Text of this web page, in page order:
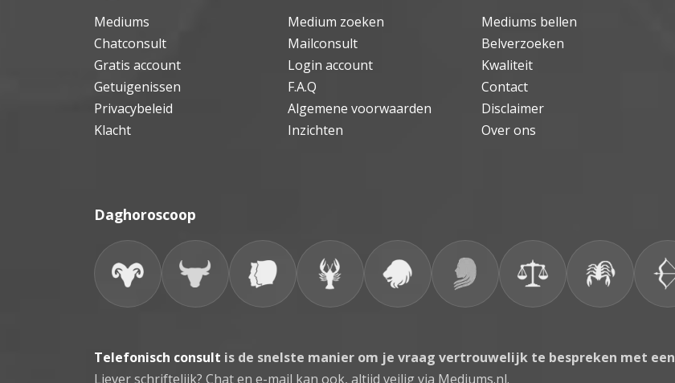
Mediums Medium zoeken
Mediums bellen
Chatconsult
Mailconsult
Belverzoeken
Gratis account
Login account
Kwaliteit
Getuigenissen
F.A.Q
Contact
Privacybeleid
Algemene voorwaarden
Disclaimer
Klacht
Inzichten Over ons
Daghoroscoop
Telefonisch consult is de snelste manier om je vraag vertrouwelijk te bespreken met een
Liever schriftelijk? Chat en e-mail kan ook, altijd veilig via Mediums.nl.